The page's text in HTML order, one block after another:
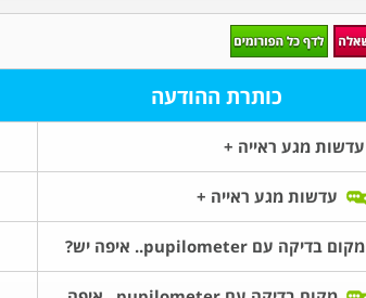
כותרת ההודעה
עדשות מגע ראייה +
עדשות מגע ראייה +
מקום בדיקה עם pupilometer.. איפה יש?